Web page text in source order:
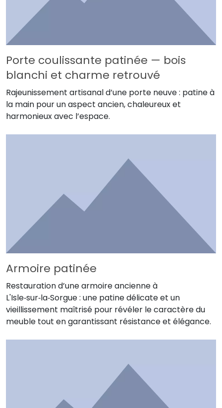
Porte coulissante patinée — bois
blanchi et charme retrouvé
Rajeunissement artisanal d’une porte neuve : patine à
la main pour un aspect ancien, chaleureux et
harmonieux avec l’espace.
Armoire patinée
Restauration d’une armoire ancienne à
L'Isle‑sur‑la‑Sorgue : une patine délicate et un
vieillissement maîtrisé pour révéler le caractère du
meuble tout en garantissant résistance et élégance.